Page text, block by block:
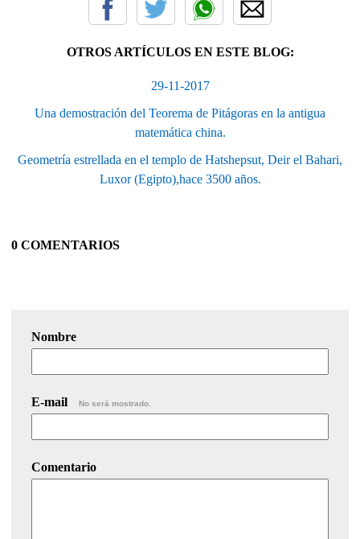
OTROS ARTÍCULOS EN ESTE BLOG:
29-11-2017
Una demostración del Teorema de Pitágoras en la antigua
matemática china.
Geometría estrellada en el templo de Hatshepsut, Deir el Bahari,
Luxor (Egipto),hace 3500 años.
0 COMENTARIOS
Nombre
E-mail No será mostrado.
Comentario